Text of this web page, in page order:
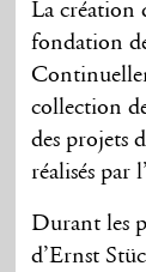
La création
fondation
collection
des projets
réalisés par
Durant les
d’Ernst